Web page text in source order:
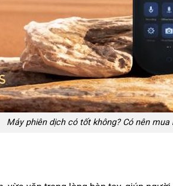
Máy phiên dịch có tốt không? Có nên mua